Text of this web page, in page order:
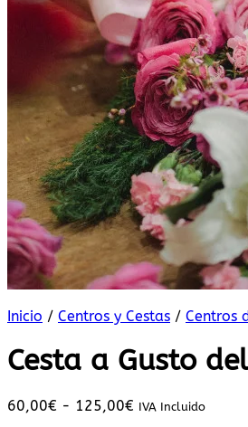
Inicio / Centros y Cestas / Centros
Cesta a Gusto
60,00€ - 125,00€ Rango
IVA Incluido